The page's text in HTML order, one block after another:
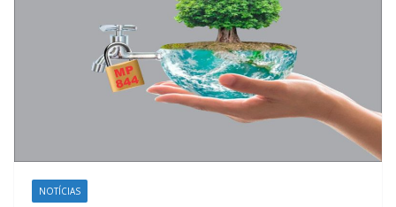
NOTÍCIAS